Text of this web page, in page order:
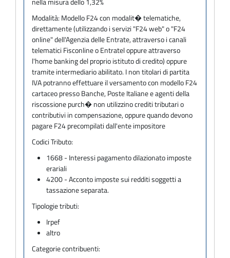
Modalità: Modello F24 con modalit� telematiche,
direttamente (utilizzando i servizi "F24 web" o "F24
online" dell'Agenzia delle Entrate, attraverso i canali
telematici Fisconline o Entratel oppure attraverso
l'home banking del proprio istituto di credito) oppure
tramite intermediario abilitato. I non titolari di partita
IVA potranno effettuare il versamento con modello F24
cartaceo presso Banche, Poste Italiane e agenti della
riscossione purch� non utilizzino crediti tributari o
contributivi in compensazione, oppure quando devono
pagare F24 precompilati dall'ente impositore
Codici Tributo:
1668 - Interessi pagamento dilazionato imposte
erariali
4200 - Acconto imposte sui redditi soggetti a
tassazione separata.
Tipologie tributi:
Irpef
altro
Categorie contribuenti: